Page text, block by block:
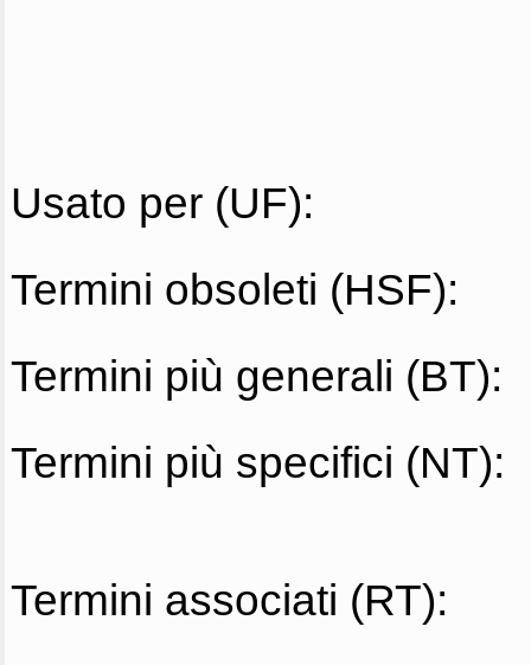
Usato per (UF):
Termini obsoleti (HSF):
Termini più generali (BT):
Termini più specifici (NT):
Termini associati (RT):